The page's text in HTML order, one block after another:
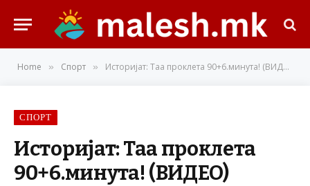
Home » Спорт » Историјат: Таа проклета 90+6.минута! (ВИДЕО)
СПОРТ
Историјат: Таа проклета
90+6.минута! (ВИДЕО)